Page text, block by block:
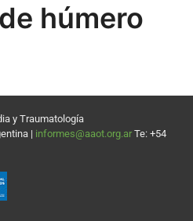
húmero
y Traumatología
| informes@aaot.org.ar Te: +54